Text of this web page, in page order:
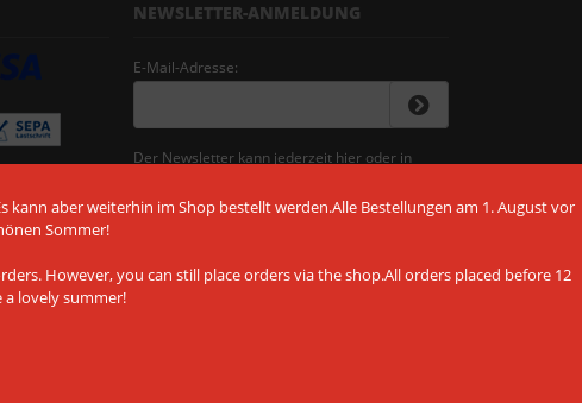
kann aber weiterhin im Shop bestellt werden.Alle Bestellungen am 1. August vor
Sommer!
However, you can still place orders via the shop.All orders placed before 12
lovely summer!
NEWSLETTER-ANMELDUNG
E-Mail-Adresse:
Der Newsletter kann jederzeit hier oder in